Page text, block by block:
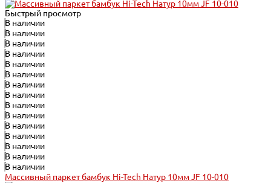
Быстрый просмотр
В наличии
В наличии
В наличии
В наличии
В наличии
В наличии
В наличии
В наличии
В наличии
В наличии
В наличии
В наличии
В наличии
В наличии
В наличии
Массивный паркет бамбук Hi-Tech Натур 10мм JF 10-010